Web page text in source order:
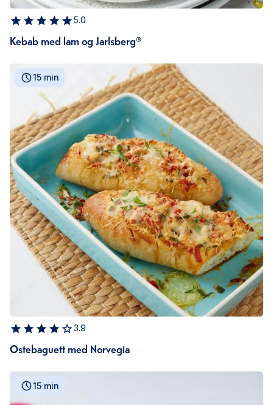
5.0
Kebab med lam og Jarlsberg®
15 min
3.9
Ostebaguett med Norvegia
15 min